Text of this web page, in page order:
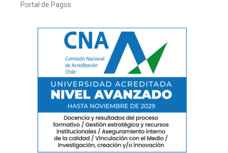
Portal de Pagos